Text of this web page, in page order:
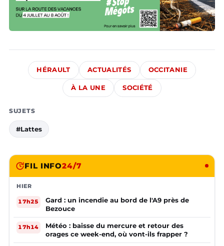
HÉRAULT ACTUALITÉS OCCITANIE
À LA UNE SOCIÉTÉ
SUJETS
#Lattes
FIL INFO24/7
HIER
17h25
Gard : un incendie au bord de l'A9 près de
Bezouce
17h14
Météo : baisse du mercure et retour des
orages ce week-end, où vont-ils frapper ?